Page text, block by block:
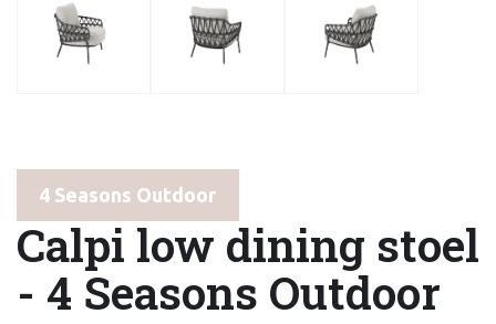
4 Seasons Outdoor
Calpi low dining stoel
- 4 Seasons Outdoor